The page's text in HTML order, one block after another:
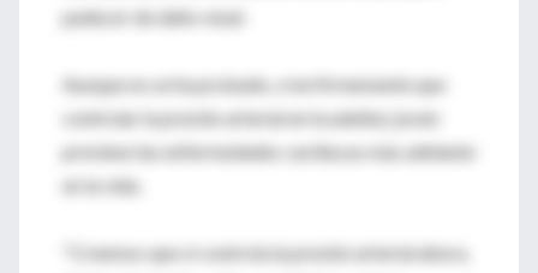
padecer de daño renal.
Aunque no se ha probado, cree firmemente que
controlar la presión arterial en la adultez joven
previene las enfermedades cardiacas más adelante
en la vida.
"Creemos que si controla la presión arterial ahora,